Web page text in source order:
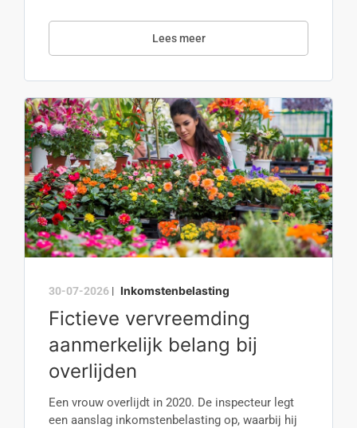
Lees meer
30-07-2026 | Inkomstenbelasting
Fictieve vervreemding
aanmerkelijk belang bij
overlijden
Een vrouw overlijdt in 2020. De inspecteur legt
een aanslag inkomstenbelasting op, waarbij hij